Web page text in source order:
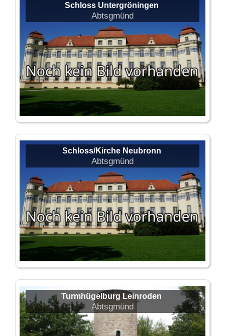
Schloss Untergröningen
Abtsgmünd
Schloss/Kirche Neubronn
Abtsgmünd
Turmhügelburg Leinroden
Abtsgmünd